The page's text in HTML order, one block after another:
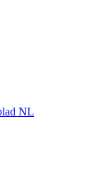
NL